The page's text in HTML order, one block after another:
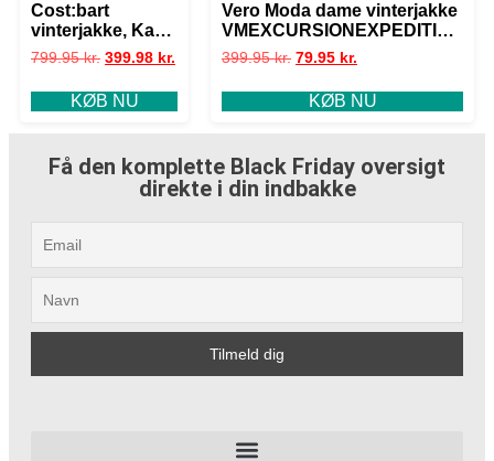
Cost:bart
vinterjakke, Karl,
caviar – 152 –
799.95kr. 399.98 kr.
KØB NU
Vero Moda dame vinterjakke
VMEXCURSIONEXPEDITION
– Mineral Gray
399.95kr. 79.95 kr.
KØB NU
Få den komplette Black Friday oversigt
direkte i din indbakke